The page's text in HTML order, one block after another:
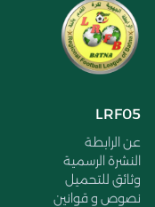
LRF05
عن الرابطة
النشرة الرسمية
وثائق للتحميل
نصوص و قوانين